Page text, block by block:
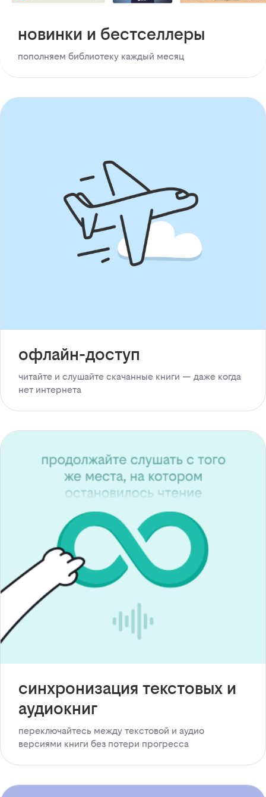
новинки и бестселлеры
пополняем библиотеку каждый месяц
офлайн-доступ
читайте и слушайте скачанные книги — даже когда
нет интернета
синхронизация текстовых и
аудиокниг
переключайтесь между текстовой и аудио
версиями книги без потери прогресса